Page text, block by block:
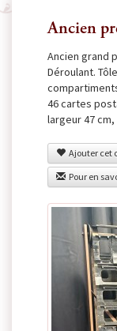
Ancien
Ancien grand
Déroulant.
46 cartes
largeur 47
Ajouter cet
Pour en